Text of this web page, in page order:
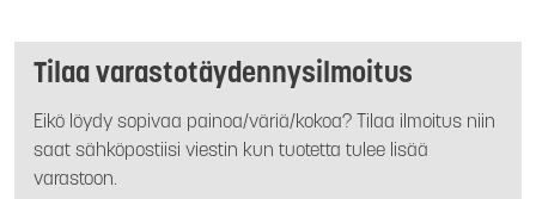
Tilaa varastotäydennysilmoitus
Eikö löydy sopivaa painoa/väriä/kokoa? Tilaa ilmoitus niin
saat sähköpostiisi viestin kun tuotetta tulee lisää
varastoon.